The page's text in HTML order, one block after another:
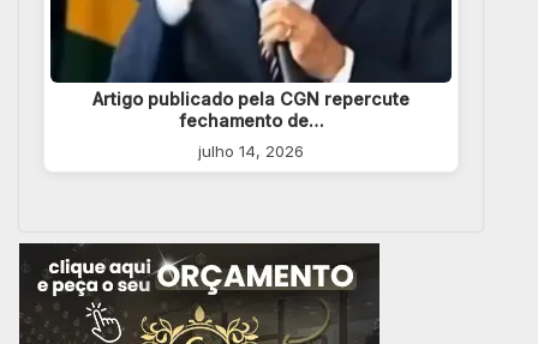
Artigo publicado pela CGN repercute
fechamento de…
julho 14, 2026